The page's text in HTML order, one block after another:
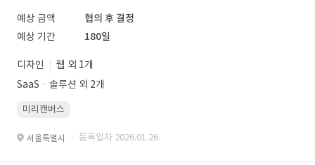
예상 금액
협의 후 결정
예상 기간
180일
디자인
웹 외 1개
SaaSㆍ솔루션 외 2개
미리캔버스
서울특별시 · 등록일자 2026.01.26.